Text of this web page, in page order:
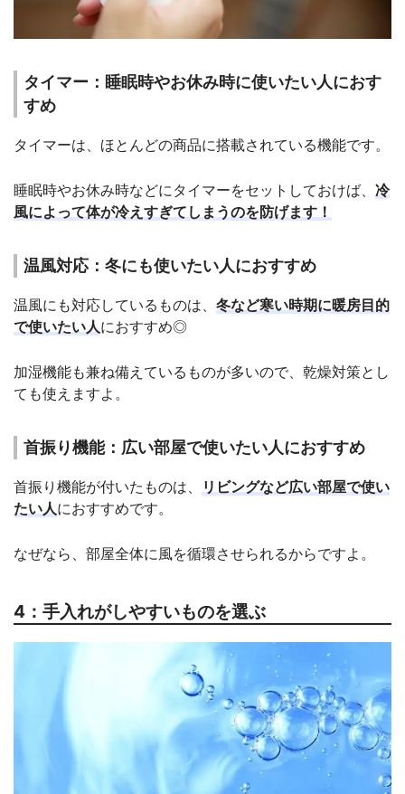
タイマー：睡眠時やお休み時に使いたい人におす
すめ
タイマーは、ほとんどの商品に搭載されている機能です。
睡眠時やお休み時などにタイマーをセットしておけば、 冷
風によって体が冷えすぎてしまうのを防げます！
温風対応：冬にも使いたい人におすすめ
温風にも対応しているものは、 冬など寒い時期に暖房目的
で使いたい人におすすめ◎
加湿機能も兼ね備えているものが多いので、乾燥対策とし
ても使えますよ。
首振り機能：広い部屋で使いたい人におすすめ
首振り機能が付いたものは、
リビングなど広い部屋で使い
たい人におすすめです。
なぜなら、部屋全体に風を循環させられるからですよ。
4：手入れがしやすいものを選ぶ